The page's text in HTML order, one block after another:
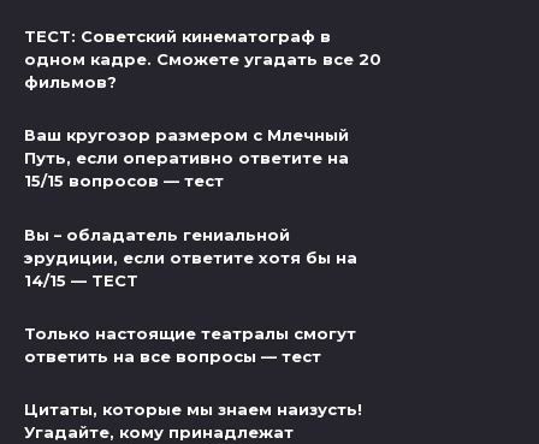
ТЕСТ: Советский кинематограф в
одном кадре. Сможете угадать все 20
фильмов?
Ваш кругозор размером с Млечный
Путь, если оперативно ответите на
15/15 вопросов — тест
Вы – обладатель гениальной
эрудиции, если ответите хотя бы на
14/15 — ТЕСТ
Только настоящие театралы смогут
ответить на все вопросы — тест
Цитаты, которые мы знаем наизусть!
Угадайте, кому принадлежат